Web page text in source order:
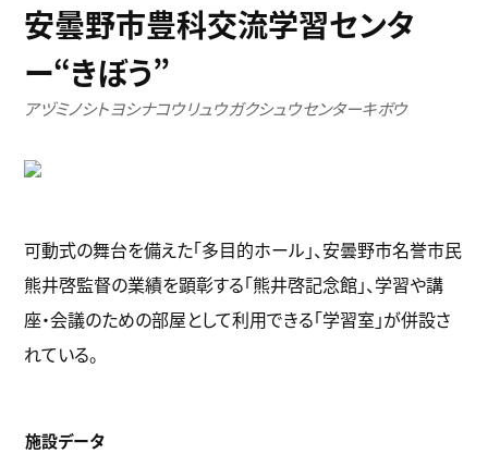
e
b
o
t
t
e
r
e
安曇野市豊科交流学習センタ
ー“きぼう”
アヅミノシトヨシナコウリュウガクシュウセンターキボウ
可動式の舞台を備えた「多目的ホール」、安曇野市名誉市民
熊井啓監督の業績を顕彰する「熊井啓記念館」、学習や講
座・会議のための部屋として利用できる「学習室」が併設さ
れている。
施設データ